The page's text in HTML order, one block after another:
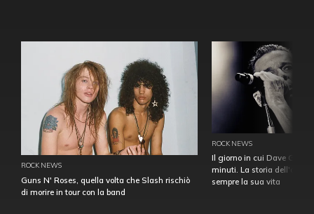
ROCK NEWS
Guns N' Roses, quella volta che Slash rischiò
di morire in tour con la band
ROCK NEWS
Il giorno in cui Dave
minuti. La storia
sempre la sua vita